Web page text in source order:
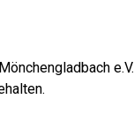
e.V.